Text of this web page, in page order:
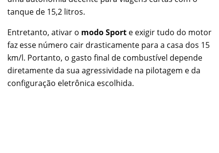
tanque de 15,2 litros.
Entretanto, ativar o modo Sport e exigir tudo do motor
faz esse número cair drasticamente para a casa dos 15
km/l. Portanto, o gasto final de combustível depende
diretamente da sua agressividade na pilotagem e da
configuração eletrônica escolhida.